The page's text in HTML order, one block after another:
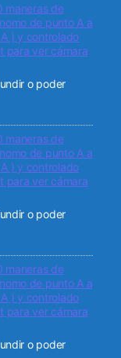
maneras de
de punto A a
) y controlado
para ver cámara
o poder
maneras de
de punto A a
) y controlado
para ver cámara
o poder
maneras de
de punto A a
) y controlado
para ver cámara
o poder